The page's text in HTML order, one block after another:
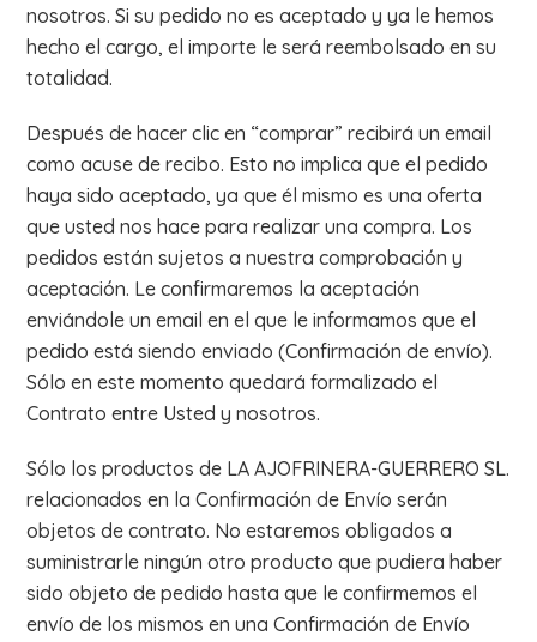
nosotros. Si su pedido no es aceptado y ya le hemos
hecho el cargo, el importe le será reembolsado en su
totalidad.
Después de hacer clic en “comprar” recibirá un email
como acuse de recibo. Esto no implica que el pedido
haya sido aceptado, ya que él mismo es una oferta
que usted nos hace para realizar una compra. Los
pedidos están sujetos a nuestra comprobación y
aceptación. Le confirmaremos la aceptación
enviándole un email en el que le informamos que el
pedido está siendo enviado (Confirmación de envío).
Sólo en este momento quedará formalizado el
Contrato entre Usted y nosotros.
Sólo los productos de LA AJOFRINERA-GUERRERO SL.
relacionados en la Confirmación de Envío serán
objetos de contrato. No estaremos obligados a
suministrarle ningún otro producto que pudiera haber
sido objeto de pedido hasta que le confirmemos el
envío de los mismos en una Confirmación de Envío